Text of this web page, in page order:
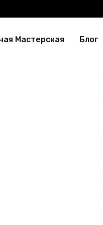
Мастерская Блог